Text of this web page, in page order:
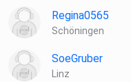
Regina0565
Schöningen
SoeGruber
Linz